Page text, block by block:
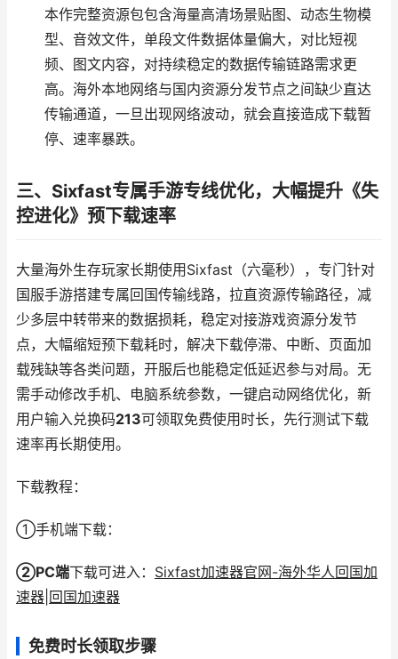
本作完整资源包包含海量高清场景贴图、动态生物模
型、音效文件，单段文件数据体量偏大，对比短视
频、图文内容，对持续稳定的数据传输链路需求更
高。海外本地网络与国内资源分发节点之间缺少直达
传输通道，一旦出现网络波动，就会直接造成下载暂
停、速率暴跌。
三、Sixfast专属手游专线优化，大幅提升《失
控进化》预下载速率
大量海外生存玩家长期使用Sixfast（六毫秒），专门针对
国服手游搭建专属回国传输线路，拉直资源传输路径，减
少多层中转带来的数据损耗，稳定对接游戏资源分发节
点，大幅缩短预下载耗时，解决下载停滞、中断、页面加
载残缺等各类问题，开服后也能稳定低延迟参与对局。无
需手动修改手机、电脑系统参数，一键启动网络优化，新
用户输入兑换码213可领取免费使用时长，先行测试下载
速率再长期使用。
下载教程：
①手机端下载：
②PC端下载可进入： Sixfast加速器官网-海外华人回国加
速器|回国加速器
免费时长领取步骤